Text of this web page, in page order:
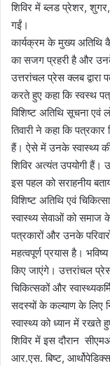
शिविर में ब्लड प्रेशर, शुगर,
गईं।
कार्यक्रम के मुख्य अतिथि
का सजग प्रहरी है और उनके
उत्तरांचल प्रेस क्लब
करते हुए कहा कि स्वस्थ
विशिष्ट अतिथि सूचना एवं
तिवारी ने कहा कि
हैं। ऐसे में उनके स्वास्थ्य
शिविर अत्यंत उपयोगी हैं।
इस पहल को सराहनीय
विशिष्ट अतिथि एवं
स्वास्थ्य सेवाओं को समाज के
पत्रकारों और उनके
महत्वपूर्ण प्रयास है।
किए जाएंगे। उत्तरांचल
चिकित्सकों और
सदस्यों के कल्याण के लिए
स्वास्थ्य को ध्यान में रखते
शिविर में इस दौरान
आर.एस. बिष्ट,